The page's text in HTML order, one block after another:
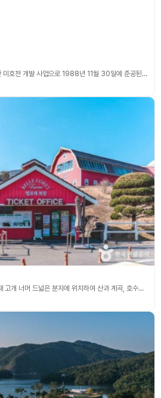
원남저수지는 농업용수 공급을 위한 미호천 개발 사업으로 1988년 11월 30일에 준공된 계곡형 저수지이다. V자 계곡형과 평지형의 이중적 구조를 가진 저수지로, 충청북도 음성군 원남면과 진천군 초평면, 괴산군 도안면에 걸쳐 있는 충북 최대 저수지 중의 하나이다. 저수지는 농업용수를 공급하는 역할을 하지만, 관광객에게 산책과 명상을 함께 할 수 있는 휴식 공간을 제공하기도 한다. 여름철 연꽃이 피면 저수지 일대 풍경은 더욱 아름다워진다. 잘 정비된 산책
벨포레 리조트는 증평 서낭당 벼루재 고개 너머 드넓은 분지에 위치하여 산과 계곡, 호수를 아우르는 경관이 빼어나고 잘 보전된 맑고 아름다운 자연환경에 자리 잡고 있다. 리조트 내에 운영 중인 벨포레 목장은 동물과 교감을 나누기 위해 마련된 곳이다. 어린이 놀이터, 양몰이 목장, 얼룩말 카페, 디노 시네마 등이 조성되어 있다. 디노 시네마 돔 하우스 1층에서는 사랑앵무, 거위, 오리 먹이 주기 체험과 양몰이 공연이 이루어지고 있다. 또한 당나귀, 기니피그